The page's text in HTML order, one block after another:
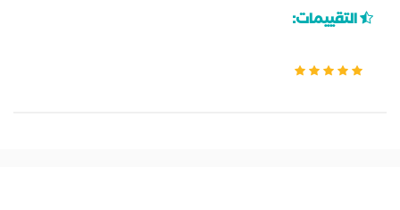
التقييمات: